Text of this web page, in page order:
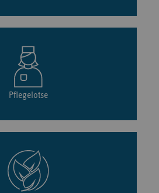
Pflegelotse